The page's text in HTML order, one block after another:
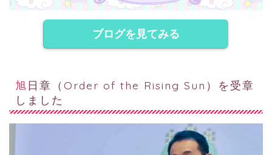
ブログを見てみる
旭日章（Order of the Rising Sun）を受章
しました